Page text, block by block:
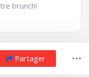
brunch!
Partager